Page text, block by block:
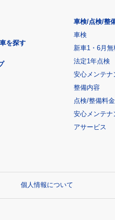
を探す
車検/点検/整
車検
新車1・6月無
法定1年点検
安心メンテナ
整備内容
点検/整備料
安心メンテナ
アサービス
個人情報について